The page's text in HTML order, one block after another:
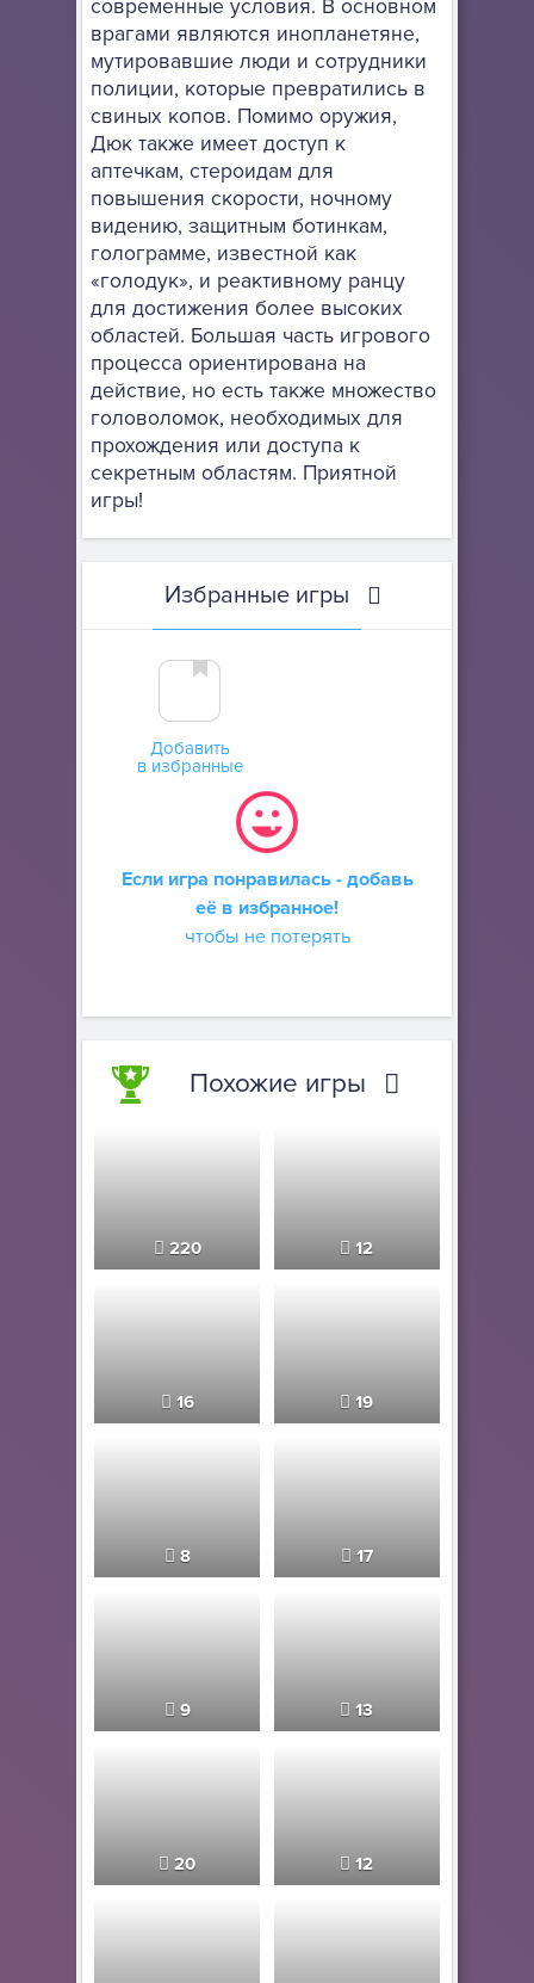
современные условия. В основном
врагами являются инопланетяне,
мутировавшие люди и сотрудники
полиции, которые превратились в
свиных копов. Помимо оружия,
Дюк также имеет доступ к
аптечкам, стероидам для
повышения скорости, ночному
видению, защитным ботинкам,
голограмме, известной как
«голодук», и реактивному ранцу
для достижения более высоких
областей. Большая часть игрового
процесса ориентирована на
действие, но есть также множество
головоломок, необходимых для
прохождения или доступа к
секретным областям. Приятной
игры!
Избранные игры
Добавить
в избранные
Если игра понравилась - добавь
её в избранное!
чтобы не потерять
Похожие игры
220 12
16 19
8 17
9 13
20 12